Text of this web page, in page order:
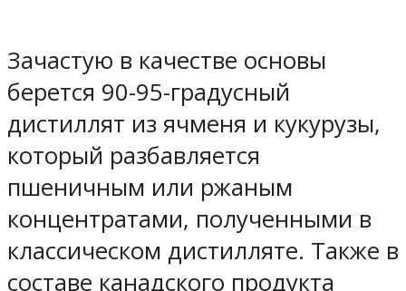
Зачастую в качестве основы
берется 90-95-градусный
дистиллят из ячменя и кукурузы,
который разбавляется
пшеничным или ржаным
концентратами, полученными в
классическом дистилляте. Также в
составе канадского продукта